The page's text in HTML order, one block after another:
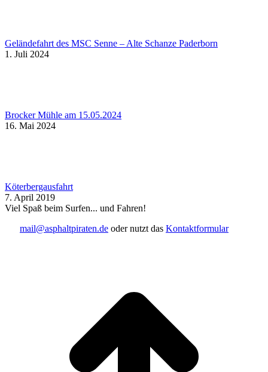
Geländefahrt des MSC Senne – Alte Schanze Paderborn
1. Juli 2024
Brocker Mühle am 15.05.2024
16. Mai 2024
Köterbergausfahrt
7. April 2019
Viel Spaß beim Surfen... und Fahren!
mail@asphaltpiraten.de oder nutzt das Kontaktformular